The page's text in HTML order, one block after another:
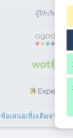
ผู้ให้บริการ
ข้อเสนอเพิ่มเติมจาก โร